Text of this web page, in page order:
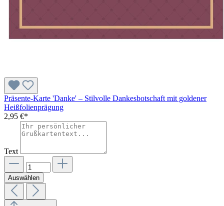
Präsente-Karte 'Danke' – Stilvolle Dankesbotschaft mit goldener
Heißfolienprägung
2,95 €*
Text
Auswählen